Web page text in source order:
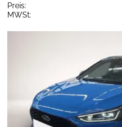
Preis:
MWSt: